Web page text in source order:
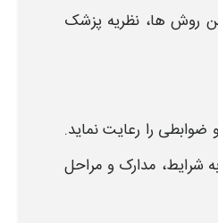
روش ها، نظریه پزشک
ضوابطی را رعایت نماید.
شرایط، مدارک و مراحل